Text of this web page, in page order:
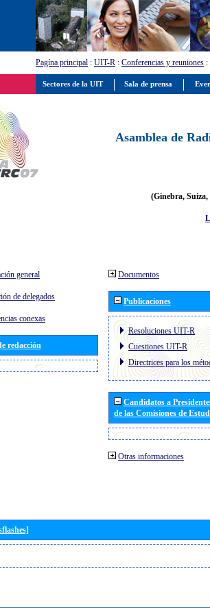
Pagína principal : UIT-R : Conferencias y reuniones :
Asamblea de
(Ginebra, Suiza,
general
de delegados
conexas
redacción
Documentos
Publicaciones
Resoluciones UIT-R
Cuestiones UIT-R
Directrices para los
Candidatos a
de las Comisiones de
Otras informaciones
Sectores de la UIT Sala de prensa